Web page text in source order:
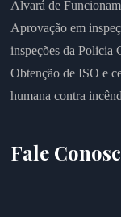
Alvará de
Aprovação em
inspeções da
Obtenção de ISO e
humana contra
Fale